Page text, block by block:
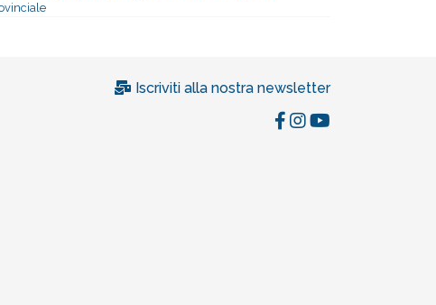
Iscriviti alla nostra newsletter